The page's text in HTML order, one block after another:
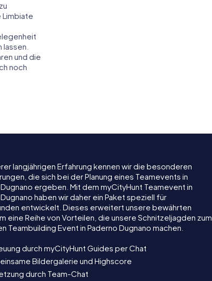
Limbiate
und die
noch
langjährigen Erfahrung kennen wir die besonderen
die sich bei der Planung eines Teamevents in
ergeben. Mit dem myCityHunt Teamevent in
haben wir daher ein Paket speziell für
entwickelt. Dieses erweitert unsere bewährten
eine Reihe von Vorteilen, die unsere Schnitzeljagden zum
Teambuilding Event in Paderno Dugnano machen.
durch myCityHunt Guides per Chat
Bildergalerie und Highscore
durch Team-Chat